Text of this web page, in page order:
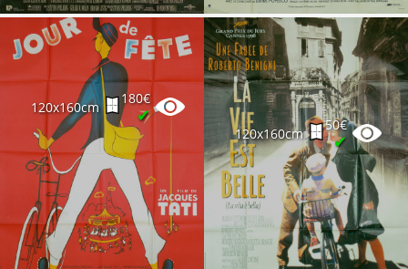
120x160cm
180€
✔
120x160cm
50€
✔